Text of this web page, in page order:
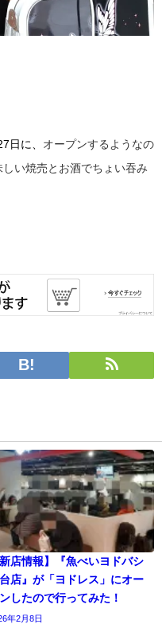
日に、 オープンするようなの
い焼売とお酒でちょい吞み
新店情報】『魚べいヨドバシ
店』が「ヨドレス」にオー
したので行ってみた！
年2月8日